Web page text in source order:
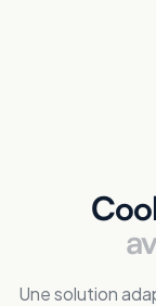
Une solution